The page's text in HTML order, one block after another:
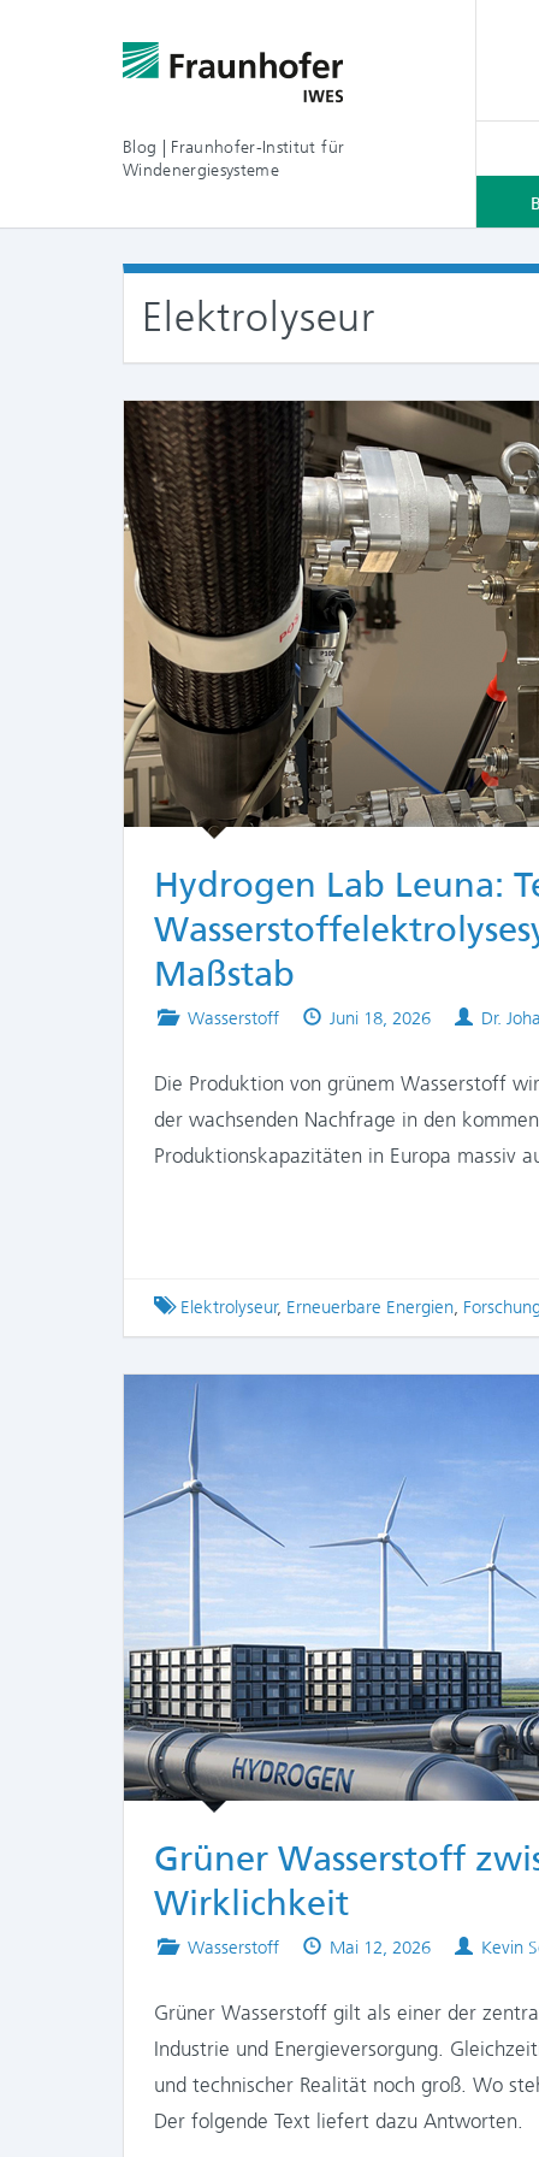
Blog | Fraunhofer-Institut für
Windenergiesysteme
Elektrolyseur
Hydrogen Lab Leuna:
Maßstab
Posted
Wasserstoff
Published
Juni 18, 2026 Authors
Dr.
Die Produktion von grünem Wasserstoff
der wachsenden Nachfrage in den
Produktionskapazitäten in Europa massiv
Tagged
Elektrolyseur, Erneuerbare Energien,
Grüner Wasserstoff
Wirklichkeit
Posted
Wasserstoff
Published
Mai 12, 2026 Authors
Kevin
Grüner Wasserstoff gilt als einer der
Industrie und Energieversorgung.
und technischer Realität noch groß. Wo
Der folgende Text liefert dazu Antworten.